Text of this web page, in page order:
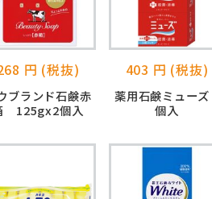
円 (税抜)
ブランド石鹸赤
125gx2個入
403 円 (税抜)
薬用石鹸ミュー
個入